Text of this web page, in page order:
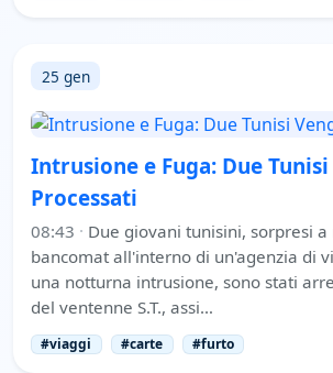
25 gen
Intrusione e Fuga: Due
Processati
08:43 · Due giovani tunisini, sorpresi
bancomat all'interno di un'agenzia di
una notturna intrusione, sono stati
del ventenne S.T., assi…
#viaggi #carte #furto